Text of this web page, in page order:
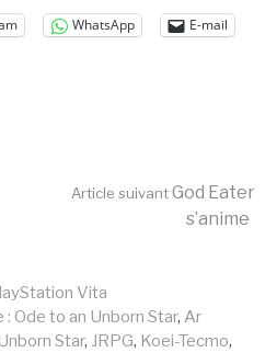
WhatsApp E-mail
Article suivantGod Eater
s’anime
Vita
Ode to an Unborn Star, Ar
Star, JRPG, Koei-Tecmo,